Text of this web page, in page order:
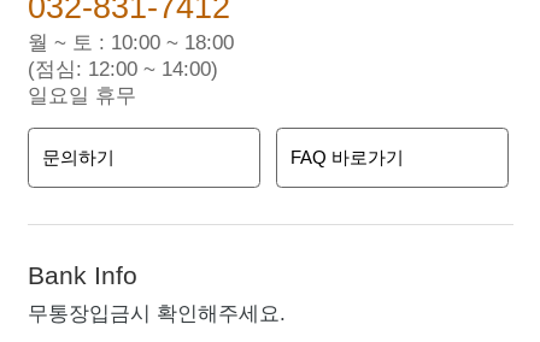
월 ~ 토 : 10:00 ~ 18:00
(점심: 12:00 ~ 14:00)
일요일 휴무
문의하기 FAQ 바로가기
Bank Info
무통장입금시 확인해주세요.